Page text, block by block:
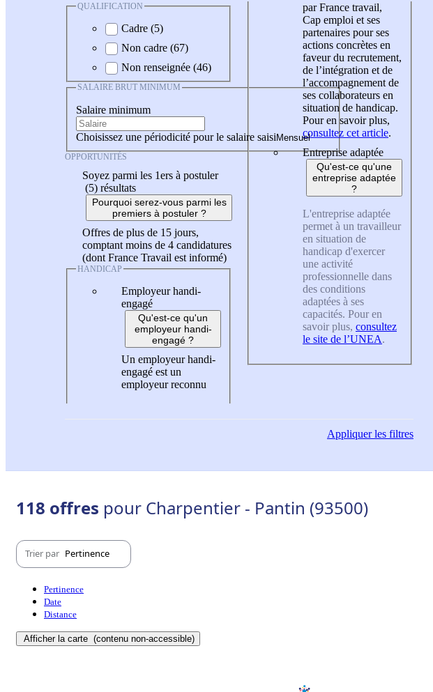
QUALIFICATION
Cadre (5)
Non cadre (67)
Non renseignée (46)
SALAIRE BRUT MINIMUM
Salaire minimum
Choisissez une périodicité pour le salaire saisi
OPPORTUNITÉS
Soyez parmi les 1ers à postuler
(5) résultats
Pourquoi serez-vous parmi les
premiers à postuler ?
Offres de plus de 15 jours,
comptant moins de 4 candidatures
(dont France Travail est informé)
HANDICAP
Employeur handi-
engagé
Qu'est-ce qu'un
employeur handi-
engagé ?
Un employeur handi-
engagé est un
employeur reconnu
par France travail,
Cap emploi et ses
partenaires pour ses
actions concrètes en
faveur du recrutement,
de l’intégration et de
l’accompagnement de
ses collaborateurs en
situation de handicap.
Pour en savoir plus,
consultez cet article.
Entreprise adaptée
Qu'est-ce qu'une
entreprise adaptée
?
L'entreprise adaptée
permet à un travailleur
en situation de
handicap d'exercer
une activité
professionnelle dans
des conditions
adaptées à ses
capacités. Pour en
savoir plus, consultez
le site de l’UNEA.
Appliquerles filtres
118 offres pour Charpentier - Pantin (93500)
Trier par Pertinence
Pertinence
Date
Distance
Afficher la carte (contenu non-accessible)